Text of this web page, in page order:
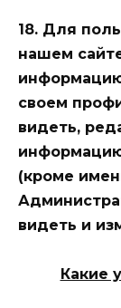
18. Для
нашем
своем
видеть,
(кроме
видеть и
Какие